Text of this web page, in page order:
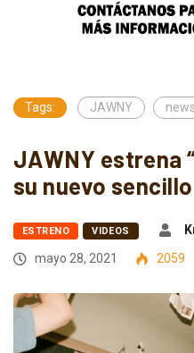
Tags: JAWNY
JAWNY estrena
su nuevo sencillo
ESTRENO VIDEOS
mayo 28, 2021
2059